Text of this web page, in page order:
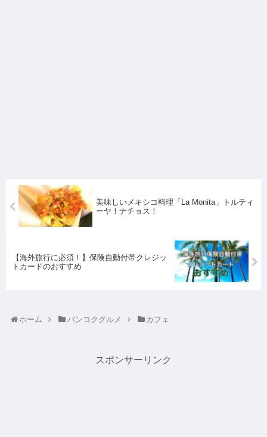
美味しいメキシコ料理「La Monita」トルティ
ーヤ！ナチョス！
【海外旅行に必須！】保険自動付帯クレジッ
トカードのおすすめ
ホーム バンコクグルメ カフェ
スポンサーリンク